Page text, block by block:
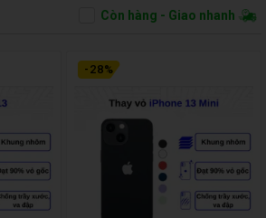
Còn hàng - Giao nhanh
- 28%